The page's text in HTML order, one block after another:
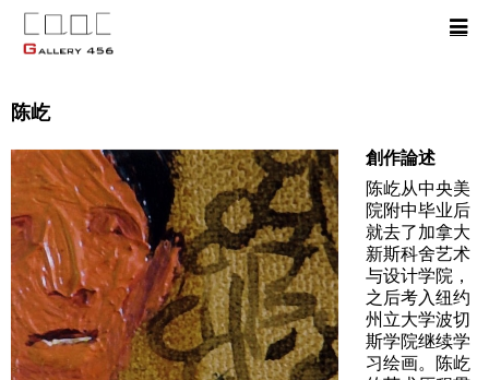
陈屹
創作論述
陈屹从中央美
院附中毕业后
就去了加拿大
新斯科舍艺术
与设计学院，
之后考入纽约
州立大学波切
斯学院继续学
习绘画。陈屹